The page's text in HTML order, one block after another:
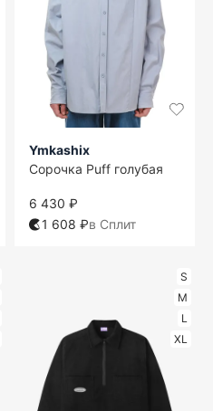
Ymkashix
Сорочка Puff голубая
6 430 ₽
1 608 ₽в Сплит
S
M
L
XL